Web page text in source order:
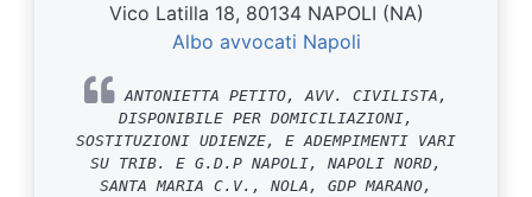
Vico Latilla 18, 80134 NAPOLI (NA)
Albo avvocati Napoli
ANTONIETTA PETITO, AVV. CIVILISTA,
DISPONIBILE PER DOMICILIAZIONI,
SOSTITUZIONI UDIENZE, E ADEMPIMENTI VARI
SU TRIB. E G.D.P NAPOLI, NAPOLI NORD,
SANTA MARIA C.V., NOLA, GDP MARANO,